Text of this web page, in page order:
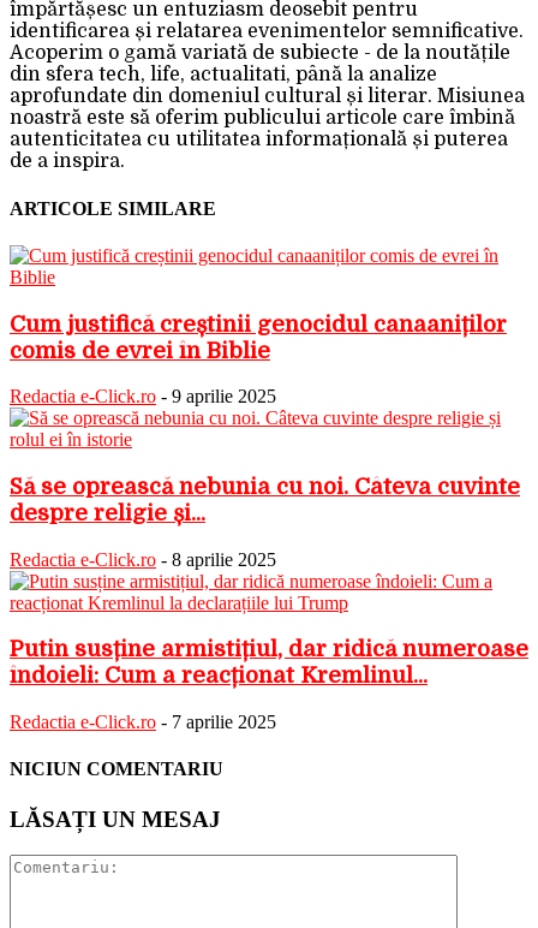
împărtășesc un entuziasm deosebit pentru
identificarea și relatarea evenimentelor semnificative.
Acoperim o gamă variată de subiecte - de la noutățile
din sfera tech, life, actualitati, până la analize
aprofundate din domeniul cultural și literar. Misiunea
noastră este să oferim publicului articole care îmbină
autenticitatea cu utilitatea informațională și puterea
de a inspira.
ARTICOLE SIMILARE
Cum justifică creștinii genocidul canaaniților
comis de evrei în Biblie
Redactia e-Click.ro - 9 aprilie 2025
Să se oprească nebunia cu noi. Câteva cuvinte
despre religie și...
Redactia e-Click.ro - 8 aprilie 2025
Putin susține armistițiul, dar ridică numeroase
îndoieli: Cum a reacționat Kremlinul...
Redactia e-Click.ro - 7 aprilie 2025
NICIUN COMENTARIU
LĂSAȚI UN MESAJ